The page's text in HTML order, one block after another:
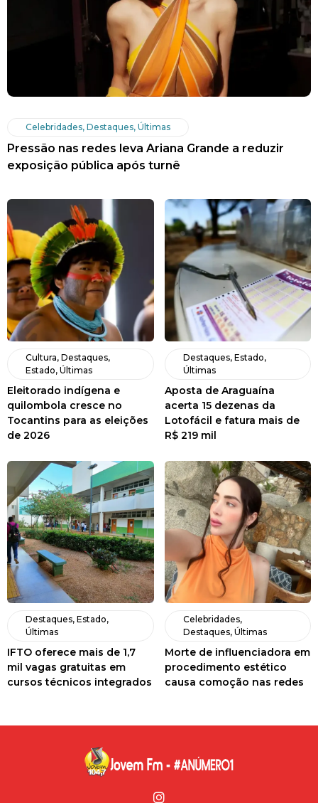
Celebridades, Destaques, Últimas
Pressão nas redes leva Ariana Grande a reduzir
exposição pública após turnê
Cultura, Destaques,
Estado, Últimas
Eleitorado indígena e
quilombola cresce no
Tocantins para as eleições
de 2026
Destaques, Estado,
Últimas
Aposta de Araguaína
acerta 15 dezenas da
Lotofácil e fatura mais de
R$ 219 mil
Destaques, Estado,
Últimas
IFTO oferece mais de 1,7
mil vagas gratuitas em
cursos técnicos integrados
Celebridades,
Destaques, Últimas
Morte de influenciadora em
procedimento estético
causa comoção nas redes